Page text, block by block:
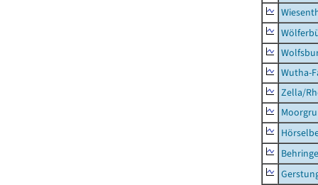
Wutha-
Zella/